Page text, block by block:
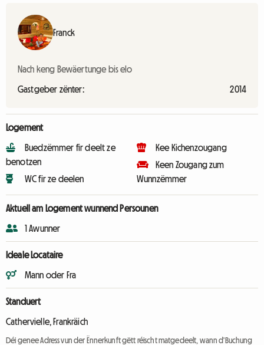
Franck
Nach keng Bewäertunge bis elo
Gastgeber zënter: 2014
Logement
Buedzëmmer fir deelt ze
benotzen
WC fir ze deelen
Kee Kichenzougang
Keen Zougang zum
Wunnzëmmer
Aktuell am Logement wunnend Persounen
1 Awunner
Ideale Locataire
Mann oder Fra
Standuert
Cathervielle, Frankräich
Déi genee Adress vun der Ënnerkunft gëtt réischt matgedeelt, wann d'Buchung